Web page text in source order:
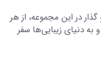
در این مجموعه، از هر
به دنیای زیبایی‌ها سفر